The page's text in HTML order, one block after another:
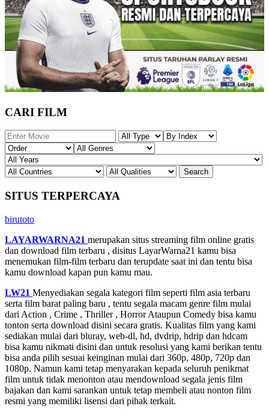
CARI FILM
SITUS TERPERCAYA
birutoto
LAYARWARNA21 merupakan situs streaming film online gratis
dan download film terbaru , disitus LayarWarna21 kamu bisa
menemukan film-film terbaru dan terupdate saat ini dan tentu bisa
kamu download kapan pun kamu mau.
LW21 Menyediakan segala kategori film seperti film asia terbaru
serta film barat paling baru , tentu segala macam genre film mulai
dari Action , Crime , Thriller , Horror Ataupun Comedy bisa kamu
tonton serta download disini secara gratis. Kualitas film yang kami
sediakan mulai dari bluray, web-dl, hd, dvdrip, hdrip dan hdcam
bisa kamu nikmati disini dan untuk resolusi yang kami berikan tentu
bisa anda pilih sesuai keinginan mulai dari 360p, 480p, 720p dan
1080p. Namun kami tetap menyarakan kepada seluruh penikmat
film untuk tidak menonton atau mendownload segala jenis film
bajakan dan kami sarankan untuk tetap membeli atau nonton film
resmi yang memiliki lisensi dari pihak terkait.